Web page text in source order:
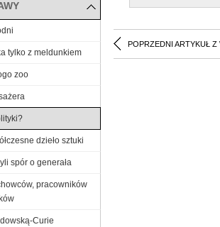
POPRZEDNI ARTYKUŁ Z
tylko z meldunkiem
zoo
dzieło sztuki
spór o generała
pracowników
Curie